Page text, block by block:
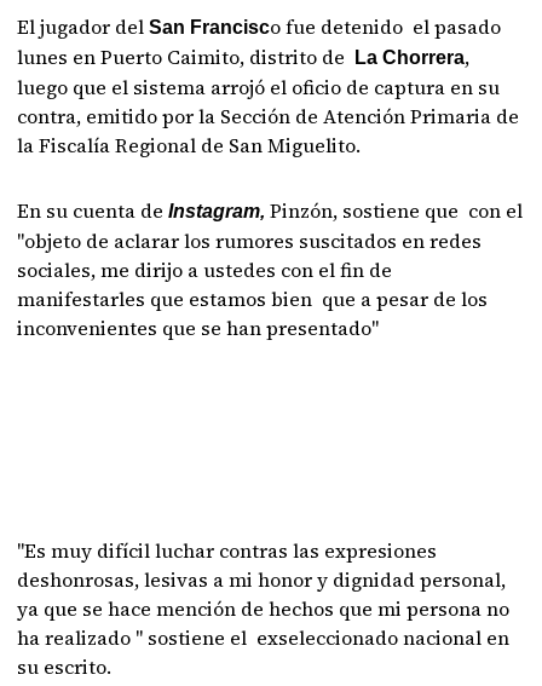
El jugador del San Francisco fue detenido el pasado
lunes en Puerto Caimito, distrito de
La Chorrera,
luego que el sistema arrojó el oficio de captura en su
contra, emitido por la Sección de Atención Primaria de
la Fiscalía Regional de San Miguelito.
En su cuenta de Instagram, Pinzón, sostiene que con el
"objeto de aclarar los rumores suscitados en redes
sociales, me dirijo a ustedes con el fin de
manifestarles que estamos bien que a pesar de los
inconvenientes que se han presentado"
"Es muy difícil luchar contras las expresiones
deshonrosas, lesivas a mi honor y dignidad personal,
ya que se hace mención de hechos que mi persona no
ha realizado " sostiene el exseleccionado nacional en
su escrito.